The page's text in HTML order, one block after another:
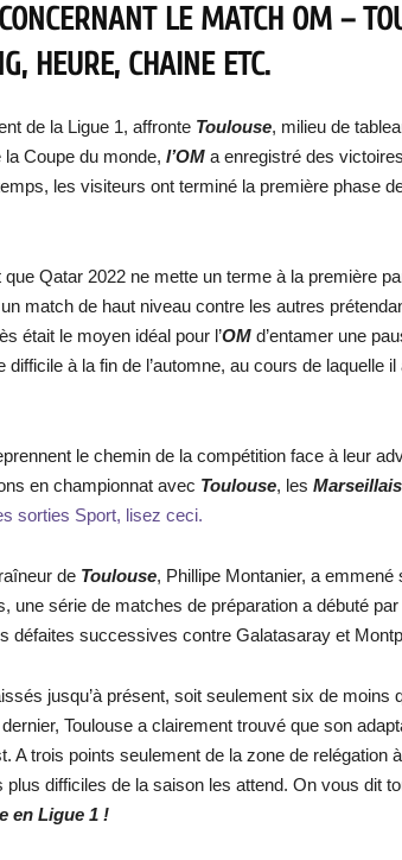
LE MATCH OM –
HEURE, CHAINE ETC.
de la Ligue 1, affronte Toulouse, milieu de
Coupe du monde, l’OM a enregistré des
les visiteurs ont terminé la première phase
Qatar 2022 ne mette un terme à la première
match de haut niveau contre les autres
était le moyen idéal pour l’OM d’entamer une
à la fin de l’automne, au cours de laquelle
le chemin de la compétition face à leur
en championnat avec Toulouse, les Marseillais
sorties Sport, lisez ceci.
de Toulouse, Phillipe Montanier, a emmené
une série de matches de préparation a débuté
défaites successives contre Galatasaray et
jusqu’à présent, soit seulement six de moins
Toulouse a clairement trouvé que son
A trois points seulement de la zone de relégation
plus difficiles de la saison les attend. On vous dit
en Ligue 1 !